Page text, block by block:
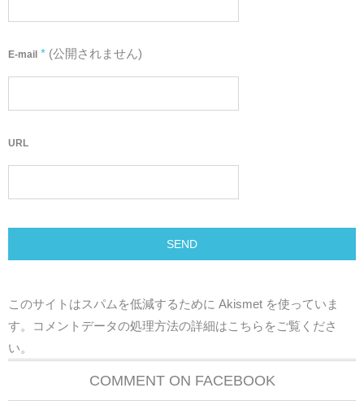
E-mail * (公開されません)
URL
このサイトはスパムを低減するために Akismet を使っていま
す。
コメントデータの処理方法の詳細はこちらをご覧くださ
い。
COMMENT ON FACEBOOK